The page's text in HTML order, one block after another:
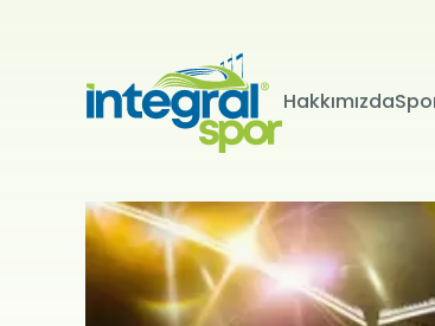
Hakkımızda
Projeleri Tüm Projeler